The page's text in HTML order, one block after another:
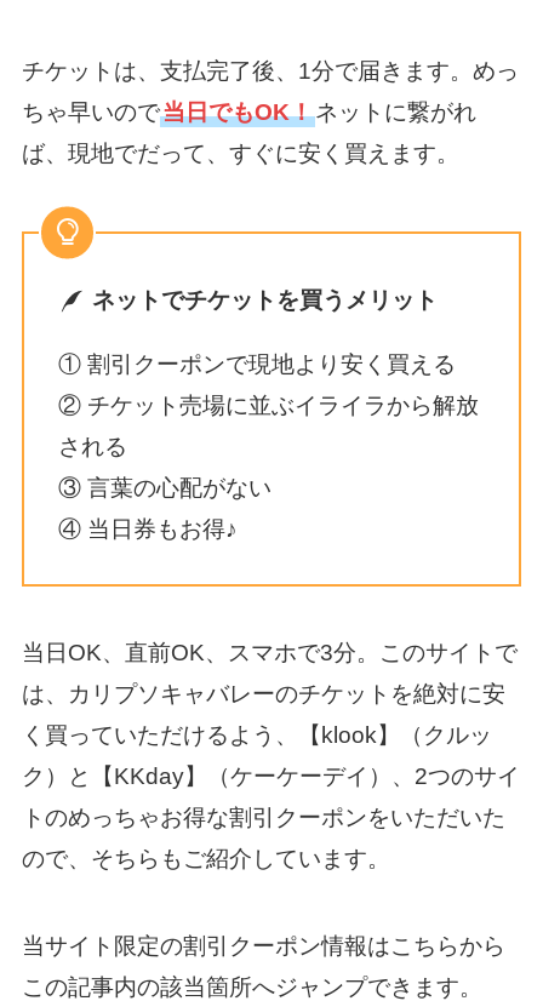
チケットは、支払完了後、1分で届きます。めっ
ちゃ早いので当日でもOK！ネットに繋がれ
ば、現地でだって、すぐに安く買えます。
ネットでチケットを買うメリット
① 割引クーポンで現地より安く買える
② チケット売場に並ぶイライラから解放
される
③ 言葉の心配がない
④ 当日券もお得♪
当日OK、直前OK、スマホで3分。このサイトで
は、カリプソキャバレーのチケットを絶対に安
く買っていただけるよう、【klook】（クルッ
ク）と【KKday】（ケーケーデイ）、2つのサイ
トのめっちゃお得な割引クーポンをいただいた
ので、そちらもご紹介しています。
当サイト限定の割引クーポン情報はこちらから
この記事内の該当箇所へジャンプできます。